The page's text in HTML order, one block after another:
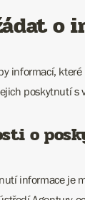
o
informací,
poskytnutí s
o
informace je